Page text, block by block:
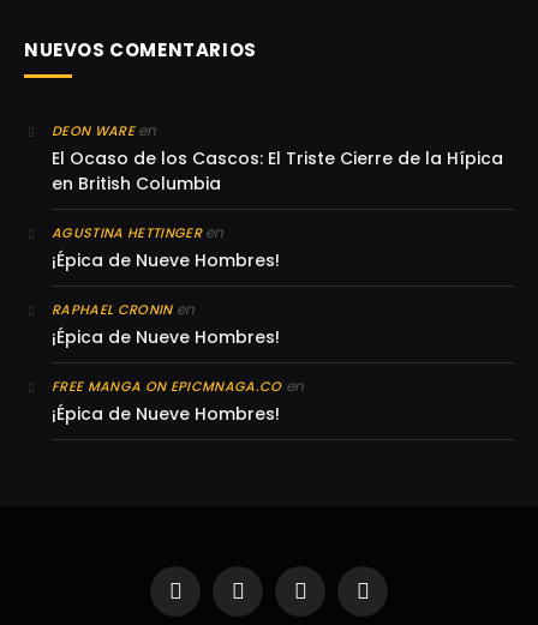
NUEVOS COMENTARIOS
DEON WAREen
El Ocaso de los Cascos: El Triste Cierre de la Hípica
en British Columbia
AGUSTINA HETTINGERen
¡Épica de Nueve Hombres!
RAPHAEL CRONINen
¡Épica de Nueve Hombres!
FREE MANGA ON EPICMNAGA.COen
¡Épica de Nueve Hombres!
Facebook
X
InstagramYouTube